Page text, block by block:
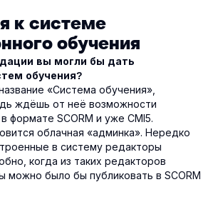
к системе
обучения
вы могли бы дать
обучения?
«Система обучения»,
ждёшь от неё возможности
формате SCORM и уже CMI5.
облачная «админка». Нередко
в систему редакторы
когда из таких редакторов
можно было бы публиковать в SCORM